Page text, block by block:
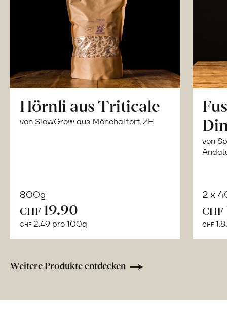
Hörnli aus Triticale
von SlowGrow aus Mönchaltorf, ZH
800g
CHF 19.90
CHF 2.49 pro 100g
von
2 x
CHF
CHF
Weitere Produkte entdecken